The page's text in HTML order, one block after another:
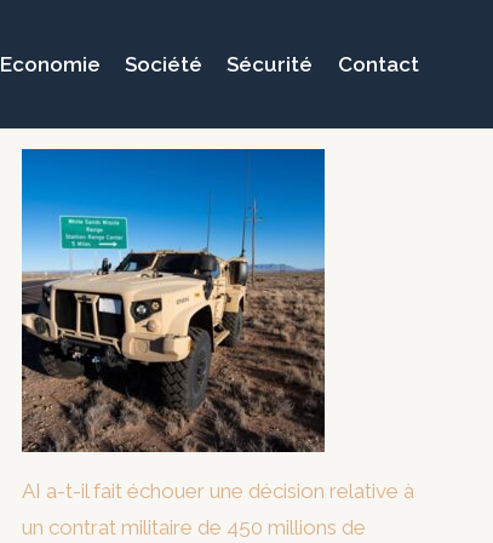
Economie Société Sécurité Contact
AI a-t-il fait échouer une décision relative à
un contrat militaire de 450 millions de